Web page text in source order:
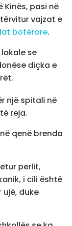
Kinës, pasi në
vajzat e
botërore.
se
diçka e
një spitali në
reja.
qenë brenda
perlit,
i cili është
duke